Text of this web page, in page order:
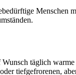
Menschen
täglich
tiefgefrorenen,